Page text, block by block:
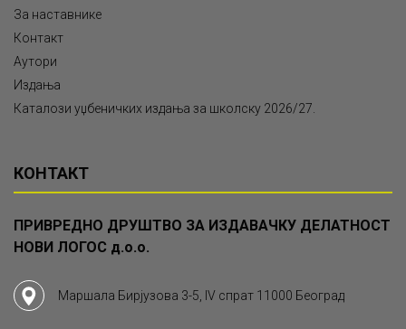
За наставнике
Контакт
Аутори
Издања
Каталози уџбеничких издања за школску 2026/27.
КОНТАКТ
ПРИВРЕДНО ДРУШТВО ЗА ИЗДАВАЧКУ ДЕЛАТНОСТ
НОВИ ЛОГОС д.о.о.
Маршала Бирјузова 3-5, IV спрат 11000 Београд